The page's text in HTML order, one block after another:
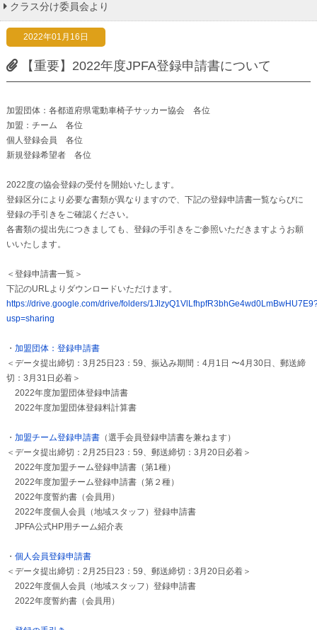
クラス分け委員会より
2022年01月16日
【重要】2022年度JPFA登録申請書について
加盟団体：各都道府県電動車椅子サッカー協会 各位
加盟：チーム 各位
個人登録会員 各位
新規登録希望者 各位
2022度の協会登録の受付を開始いたします。
登録区分により必要な書類が異なりますので、下記の登録申請書一覧ならびに
登録の手引きをご確認ください。
各書類の提出先につきましても、登録の手引きをご参照いただきますようお願
いいたします。
＜登録申請書一覧＞
下記のURLよりダウンロードいただけます。
https://drive.google.com/drive/folders/
usp=sharing
・ 加盟団体：登録申請書
＜データ提出締切：3月25日23：59、振込み期間：4月1日 〜4月30日、郵送締
切：3月31日必着＞
2022年度加盟団体登録申請書
2022年度加盟団体登録料計算書
・ 加盟チーム登録申請書（選手会員登録申請書を兼ねます）
＜データ提出締切：2月25日23：59、郵送締切：3月20日必着＞
2022年度加盟チーム登録申請書（第1種）
2022年度加盟チーム登録申請書（第２種）
2022年度誓約書（会員用）
2022年度個人会員（地域スタッフ）登録申請書
JPFA公式HP用チーム紹介表
・ 個人会員登録申請書
＜データ提出締切：2月25日23：59、郵送締切：3月20日必着＞
2022年度個人会員（地域スタッフ）登録申請書
2022年度誓約書（会員用）